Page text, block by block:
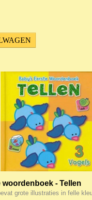
woordenboek - Tellen
grote illustraties in felle